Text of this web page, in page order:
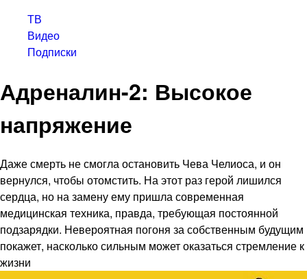
ТВ
Видео
Подписки
Адреналин-2: Высокое
напряжение
Даже смерть не смогла остановить Чева Челиоса, и он
вернулся, чтобы отомстить. На этот раз герой лишился
сердца, но на замену ему пришла современная
медицинская техника, правда, требующая постоянной
подзарядки. Невероятная погоня за собственным будущим
покажет, насколько сильным может оказаться стремление к
жизни